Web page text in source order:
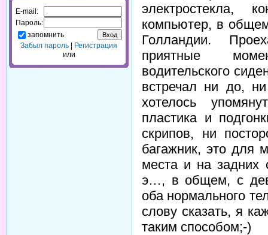
E-mail:
Пароль:
запомнить
Забыл пароль
Регистрация
или
электростекла,
компьютер, в
Голландии.
приятные
водительского
встречал ни до,
хотелось
пластика и
скрипов, ни
багажник, это для
места и на задних
э…, в общем, с
оба нормального
слову сказать, я
таким способом;-)